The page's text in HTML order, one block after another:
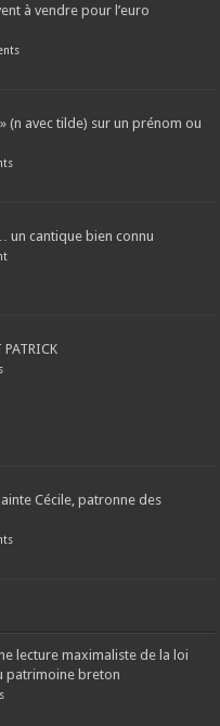
à vendre pour l’euro
(n avec tilde) sur un prénom ou
un cantique bien connu
PATRICK
Cécile, patronne des
lecture maximaliste de la loi
patrimoine breton